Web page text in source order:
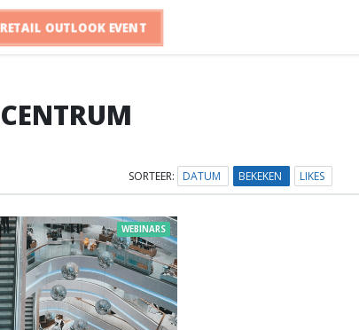
RETAIL OUTLOOK EVENT
CENTRUM
SORTEER: DATUM BEKEKEN LIKES
WEBINARS